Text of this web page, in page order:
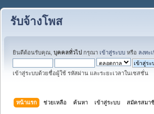
รับจ้างโพส
ยินดีต้อนรับคุณ, บุคคลทั่วไป กรุณา เข้าสู่ระบบ หรือ ลงทะ
เข้าสู่ระบบด้วยชื่อผู้ใช้ รหัสผ่าน และระยะเวลาในเซสชั่น
หน้าแรก ช่วยเหลือ ค้นหา เข้าสู่ระบบ สมัครสมา